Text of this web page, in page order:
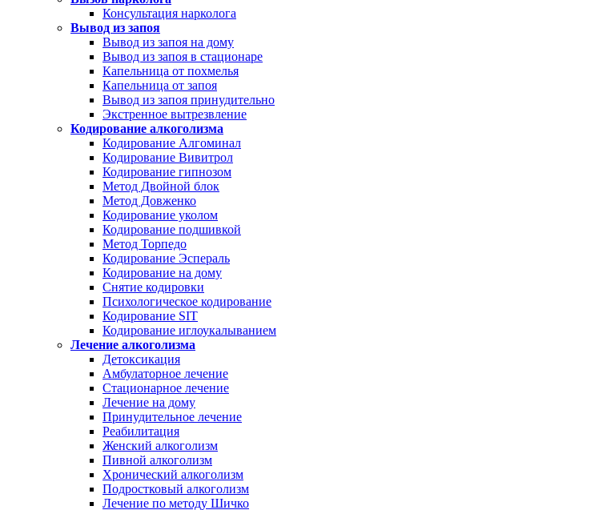
Консультация нарколога
Вывод из запоя
Вывод из запоя на дому
Вывод из запоя в стационаре
Капельница от похмелья
Капельница от запоя
Вывод из запоя принудительно
Экстренное вытрезвление
Кодирование алкоголизма
Кодирование Алгоминал
Кодирование Вивитрол
Кодирование гипнозом
Метод Двойной блок
Метод Довженко
Кодирование уколом
Кодирование подшивкой
Метод Торпедо
Кодирование Эспераль
Кодирование на дому
Снятие кодировки
Психологическое кодирование
Кодирование SIT
Кодирование иглоукалыванием
Лечение алкоголизма
Детоксикация
Амбулаторное лечение
Стационарное лечение
Лечение на дому
Принудительное лечение
Реабилитация
Женский алкоголизм
Пивной алкоголизм
Хронический алкоголизм
Подростковый алкоголизм
Лечение по методу Шичко